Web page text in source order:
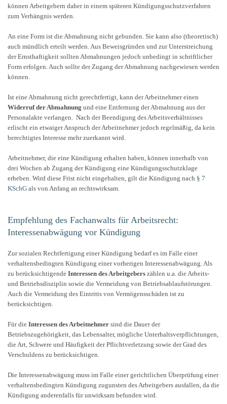
können Arbeitgebern daher in einem späteren Kündigungsschutzverfahren
zum Verhängnis werden.
An eine Form ist die Abmahnung nicht gebunden. Sie kann also (theoretisch)
auch mündlich erteilt werden. Aus Beweisgründen und zur Unterstreichung
der Ernsthaftigkeit sollten Abmahnungen jedoch unbedingt in schriftlicher
Form erfolgen. Auch sollte der Zugang der Abmahnung nachgewiesen werden
können.
Ist eine Abmahnung nicht gerechtfertigt, kann der Arbeitnehmer einen
Widerruf der Abmahnung und eine Entfernung der Abmahnung aus der
Personalakte verlangen. Nach der Beendigung des Arbeitsverhältnisses
erlischt ein etwaiger Anspruch der Arbeitnehmer jedoch regelmäßig, da kein
berechtigtes Interesse mehr zuerkannt wird.
Arbeitnehmer, die eine Kündigung erhalten haben, können innerhalb von
drei Wochen ab Zugang der Kündigung eine Kündigungsschutzklage
erheben. Wird diese Frist nicht eingehalten, gilt die Kündigung nach § 7
KSchG als von Anfang an rechtswirksam.
Empfehlung des Fachanwalts für Arbeitsrecht:
Interessenabwägung vor Kündigung
Zur sozialen Rechtfertigung einer Kündigung bedarf es im Falle einer
verhaltensbedingten Kündigung einer vorherigen Interessenabwägung. Als
zu berücksichtigende Interessen des Arbeitgebers zählen u.a. die Arbeits-
und Betriebsdisziplin sowie die Vermeidung von Betriebsablaufstörungen.
Auch die Vermeidung des Eintritts von Vermögensschäden ist zu
berücksichtigen.
Für die Interessen des Arbeitnehmer sind die Dauer der
Betriebszugehörigkeit, das Lebensalter, mögliche Unterhaltsverpflichtungen,
die Art, Schwere und Häufigkeit der Pflichtverletzung sowie der Grad des
Verschuldens zu berücksichtigen.
Die Interessenabwägung muss im Falle einer gerichtlichen Überprüfung einer
verhaltensbedingten Kündigung zugunsten des Arbeitgebers ausfallen, da die
Kündigung anderenfalls für unwirksam befunden wird.